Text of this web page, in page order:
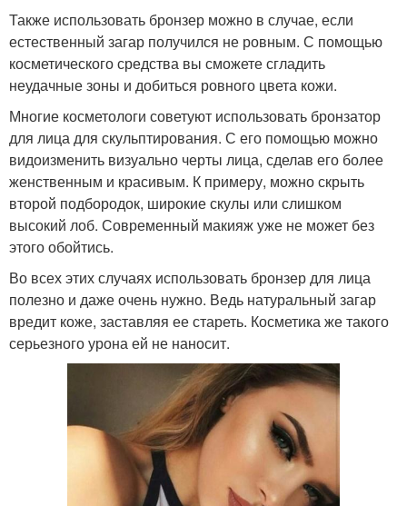
Также использовать бронзер можно в случае, если
естественный загар получился не ровным. С помощью
косметического средства вы сможете сгладить
неудачные зоны и добиться ровного цвета кожи.
Многие косметологи советуют использовать бронзатор
для лица для скульптирования. С его помощью можно
видоизменить визуально черты лица, сделав его более
женственным и красивым. К примеру, можно скрыть
второй подбородок, широкие скулы или слишком
высокий лоб. Современный макияж уже не может без
этого обойтись.
Во всех этих случаях использовать бронзер для лица
полезно и даже очень нужно. Ведь натуральный загар
вредит коже, заставляя ее стареть. Косметика же такого
серьезного урона ей не наносит.